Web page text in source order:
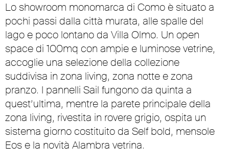
Lo showroom monomarca di Como è situato a
pochi passi dalla città murata, alle spalle del
lago e poco lontano da Villa Olmo. Un open
space di 100mq con ampie e luminose vetrine,
accoglie una selezione della collezione
suddivisa in zona living, zona notte e zona
pranzo. I pannelli Sail fungono da quinta a
quest’ultima, mentre la parete principale della
zona living, rivestita in rovere grigio, ospita un
sistema giorno costituito da Self bold, mensole
Eos e la novità Alambra vetrina.